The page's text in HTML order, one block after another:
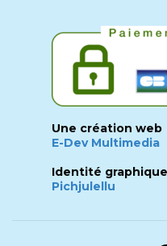
Une création web
E-Dev Multimedia
Identité
Pichjulellu